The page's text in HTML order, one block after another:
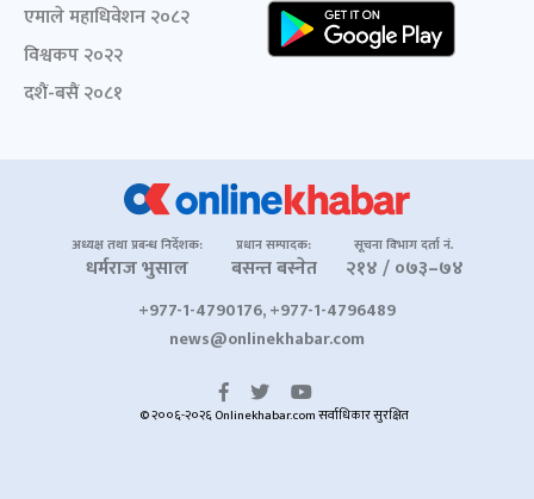
एमाले महाधिवेशन २०८२
विश्वकप २०२२
दशैं-बसैं २०८१
अध्यक्ष तथा प्रबन्ध निर्देशक:
धर्मराज भुसाल
प्रधान सम्पादक:
बसन्त बस्नेत
सूचना विभाग दर्ता नं.
२१४ / ०७३–७४
+977-1-4790176, +977-1-4796489
news@onlinekhabar.com
© २००६-२०२६ Onlinekhabar.com सर्वाधिकार सुरक्षित